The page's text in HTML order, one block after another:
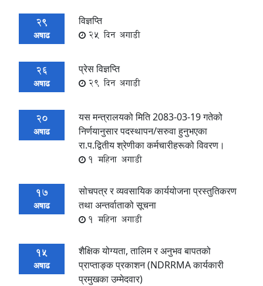
29
अषाढ
विज्ञप्ति
25 दिन अगाडी
26
अषाढ
प्रेस विज्ञप्ति
29 दिन अगाडी
20
अषाढ
यस मन्त्रालयको मिति 2083-03-19 गतेको
निर्णयानुसार पदस्थापन/सरुवा हुनुभएका
रा.प.द्वितीय श्रेणीका कर्मचारीहरूको विवरण।
1 महिना अगाडी
17
अषाढ
सोचपत्र र व्यवसायिक कार्ययोजना प्रस्तुतिकरण
तथा अन्तर्वाताको सूचना
1 महिना अगाडी
15
अषाढ
शैक्षिक योग्यता, तालिम र अनुभव बापतको
प्राप्ताङ्क प्रकाशन (NDRRMA कार्यकारी
प्रमुखका उम्मेदवार)